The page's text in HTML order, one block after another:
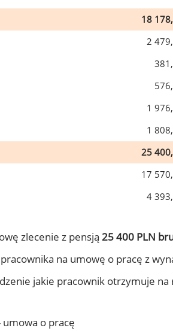
18
2
1
1
25
17
4
zlecenie z pensją 25 400 PLN
na umowę o pracę z
jakie pracownik otrzymuje
o pracę